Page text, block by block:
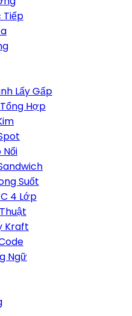
Tiếp
Lấy Gấp
Hợp
Nổi
Suốt
4 Lớp
Kraft
Ngữ